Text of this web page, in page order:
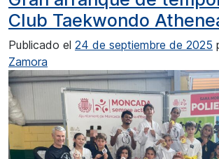
Club Taekwondo
Publicado el 24 de septiembre de 2025
Zamora